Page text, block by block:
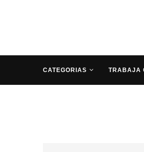
CATEGORIAS TRABAJA